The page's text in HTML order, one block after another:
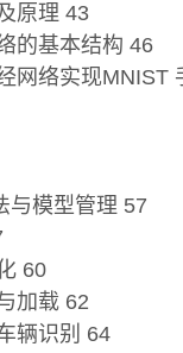
原理 43
的基本结构 46
网络实现MNIST
与模型管理 57
60
加载 62
辆识别 64